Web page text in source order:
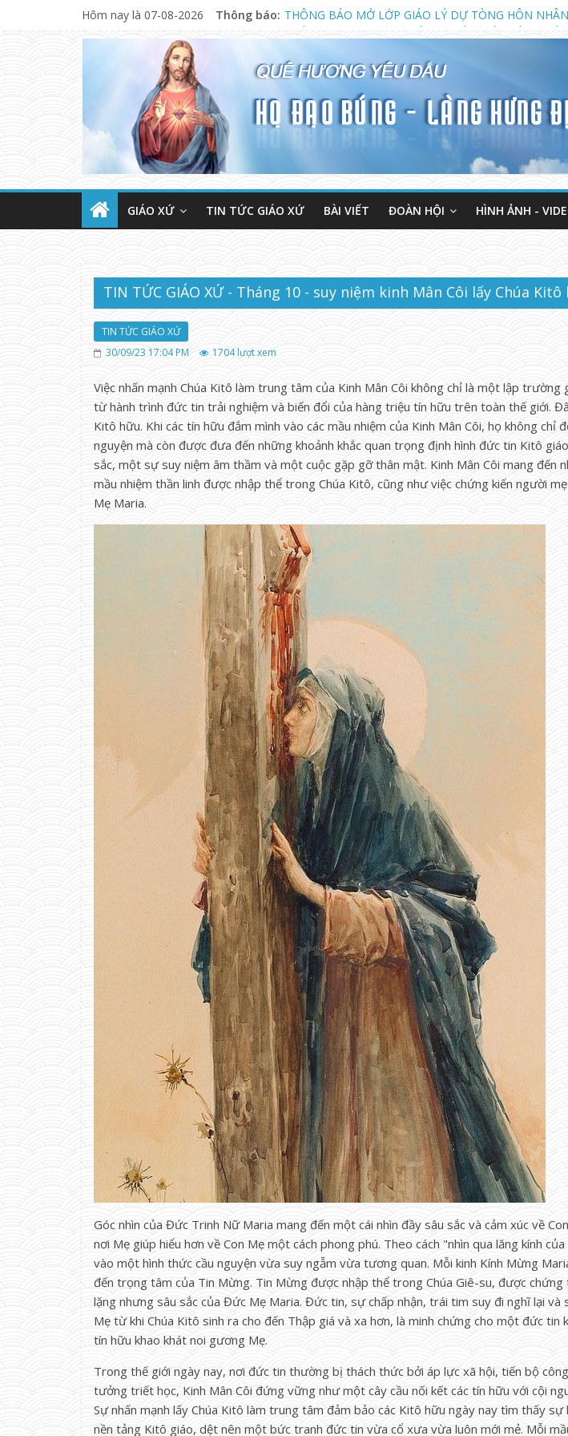
Hôm nay là 07-08-2026 Thông báo: NGÀY 13.08.2023 KHAI GIẢNG KHÓA GIÁO LÝ DỰ
CHƯƠNG TRÌNH MỤC VỤ TUẦN THÁNH NĂM 2023
THÔNG BÁO MỞ LỚP GIÁO LÝ DỰ TÒNG HÔN NHÂN
GIÁO XỨ TIN TỨC GIÁO XỨ BÀI VIẾT ĐOÀN HỘI HÌNH ẢNH -
TIN TỨC GIÁO XỨ - Tháng 10 - suy niệm kinh Mân Côi lấy Chúa
TIN TỨC GIÁO XỨ
30/09/23 17:04 PM
1704lượt xem
Việc nhấn mạnh Chúa Kitô làm trung tâm của Kinh Mân Côi không chỉ là một lập trường
từ hành trình đức tin trải nghiệm và biến đổi của hàng triệu tín hữu trên toàn thế giới.
Kitô hữu. Khi các tín hữu đắm mình vào các mầu nhiệm của Kinh Mân Côi, họ không chỉ
nguyện mà còn được đưa đến những khoảnh khắc quan trọng định hình đức tin Kitô
sắc, một sự suy niệm âm thầm và một cuộc gặp gỡ thân mật. Kinh Mân Côi mang đến
mầu nhiệm thần linh được nhập thể trong Chúa Kitô, cũng như việc chứng kiến người
Mẹ Maria.
Góc nhìn của Đức Trinh Nữ Maria mang đến một cái nhìn đầy sâu sắc và cảm xúc về
nơi Mẹ giúp hiểu hơn về Con Mẹ một cách phong phú. Theo cách "nhìn qua lăng kính
vào một hình thức cầu nguyện vừa suy ngẫm vừa tương quan. Mỗi kinh Kính Mừng
đến trọng tâm của Tin Mừng. Tin Mừng được nhập thể trong Chúa Giê-su, được
lặng nhưng sâu sắc của Đức Mẹ Maria. Đức tin, sự chấp nhận, trái tim suy đi nghĩ lại và
Mẹ từ khi Chúa Kitô sinh ra cho đến Thập giá và xa hơn, là minh chứng cho một đức tin
tín hữu khao khát noi gương Mẹ.
Trong thế giới ngày nay, nơi đức tin thường bị thách thức bởi áp lực xã hội, tiến bộ
tưởng triết học, Kinh Mân Côi đứng vững như một cây cầu nối kết các tín hữu với cội
Sự nhấn mạnh lấy Chúa Kitô làm trung tâm đảm bảo các Kitô hữu ngày nay tìm thấy sự
nền tảng Kitô giáo, dệt nên một bức tranh đức tin vừa cổ xưa vừa luôn mới mẻ. Mỗi